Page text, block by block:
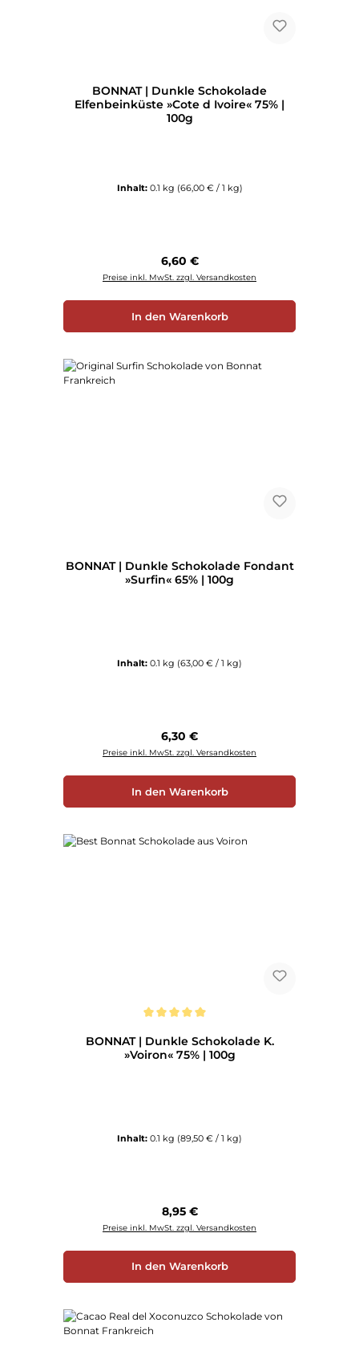
BONNAT | Dunkle Schokolade
Elfenbeinküste »Cote d Ivoire« 75% |
100g
Inhalt: 0.1 kg (66,00 € / 1 kg)
Regulärer Preis:
6,60 €
Preise inkl. MwSt. zzgl. Versandkosten
In den Warenkorb
BONNAT | Dunkle Schokolade Fondant
»Surfin« 65% | 100g
Inhalt: 0.1 kg (63,00 € / 1 kg)
Regulärer Preis:
6,30 €
Preise inkl. MwSt. zzgl. Versandkosten
In den Warenkorb
BONNAT | Dunkle Schokolade K.
»Voiron« 75% | 100g
Inhalt: 0.1 kg (89,50 € / 1 kg)
Regulärer Preis:
8,95 €
Preise inkl. MwSt. zzgl. Versandkosten
In den Warenkorb